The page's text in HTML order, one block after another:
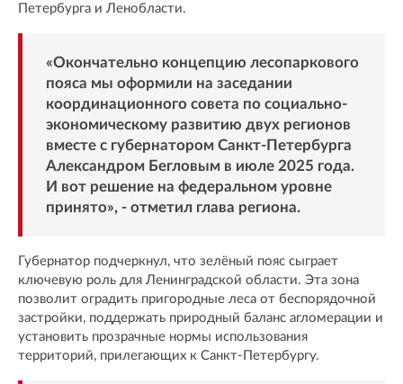
Петербурга и Ленобласти.
«Окончательно концепцию лесопаркового
пояса мы оформили на заседании
координационного совета по социально-
экономическому развитию двух регионов
вместе с губернатором Санкт-Петербурга
Александром Бегловым в июле 2025 года.
И вот решение на федеральном уровне
принято», - отметил глава региона.
Губернатор подчеркнул, что зелёный пояс сыграет
ключевую роль для Ленинградской области. Эта зона
позволит оградить пригородные леса от беспорядочной
застройки, поддержать природный баланс агломерации и
установить прозрачные нормы использования
территорий, прилегающих к Санкт-Петербургу.